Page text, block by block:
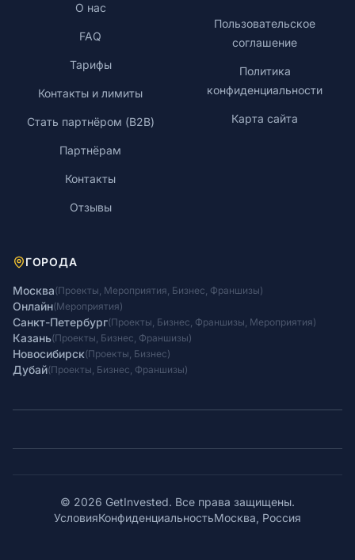
О нас
FAQ
Тарифы
Контакты и лимиты
Стать партнёром (B2B)
Партнёрам
Контакты
Отзывы
Пользовательское
соглашение
Политика
конфиденциальности
Карта сайта
ГОРОДА
Москва(Проекты, Мероприятия, Бизнес, Франшизы)
Онлайн(Мероприятия)
Санкт-Петербург(Проекты, Бизнес, Франшизы, Мероприятия)
Казань(Проекты, Бизнес, Франшизы)
Новосибирск(Проекты, Бизнес)
Дубай(Проекты, Бизнес, Франшизы)
© 2026 GetInvested. Все права защищены.
УсловияКонфиденциальностьМосква, Россия